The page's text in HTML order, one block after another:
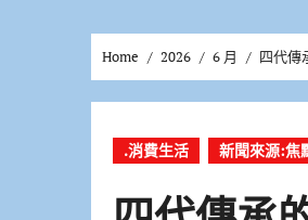
Home 2026 6 月 四代傳
.消費生活 新聞來源:焦